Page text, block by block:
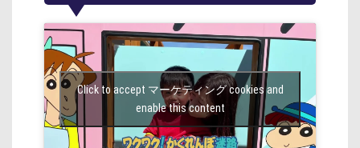
Click to accept マーケティング cookies and
enable this content